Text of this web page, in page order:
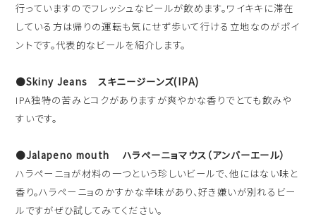
行っていますのでフレッシュなビールが飲めます。ワイキキに滞在
している方は帰りの運転も気にせず歩いて行ける立地なのがポイ
ントです。代表的なビールを紹介します。
●Skiny Jeans スキニージーンズ(IPA)
IPA独特の苦みとコクがありますが爽やかな香りでとても飲みや
すいです。
●Jalapeno mouth ハラペーニョマウス（アンバーエール）
ハラペーニョが材料の一つという珍しいビールで、他にはない味と
香り。ハラペーニョのかすかな辛味があり、好き嫌いが別れるビー
ルですがぜひ試してみてください。